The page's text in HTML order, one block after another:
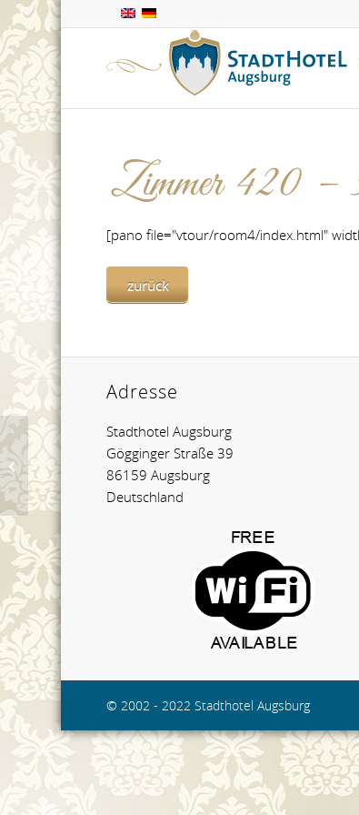
Zimmer 420
[pano file="vtour/room4/index.html"
zurück
Adresse
Stadthotel Augsburg
Gögginger Straße 39
86159 Augsburg
Deutschland
© 2002 - 2022 Stadthotel Augsburg
Zimmer 419